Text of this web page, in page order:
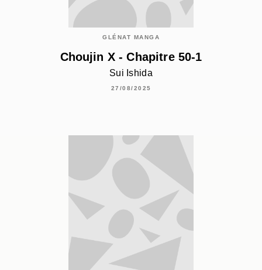
GLÉNAT MANGA
Choujin X - Chapitre 50-1
Sui Ishida
27/08/2025